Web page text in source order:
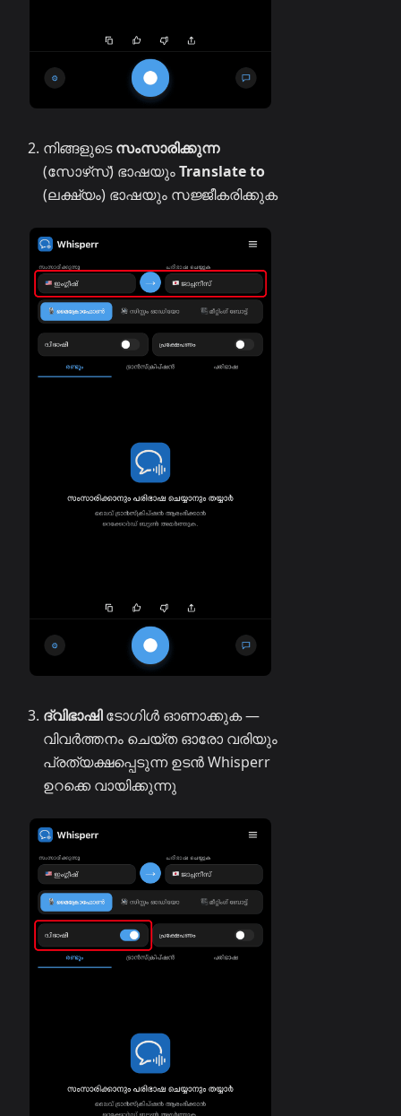
നിങ്ങളുടെസംസാരിക്കുന്ന
(സോഴ്‌സ്) ഭാഷയുംTranslate to
(ലക്ഷ്യം) ഭാഷയും സജ്ജീകരിക്കുക
ദ്വിഭാഷിടോഗിൾ ഓണാക്കുക —
വിവർത്തനം ചെയ്ത ഓരോ വരിയും
പ്രത്യക്ഷപ്പെടുന്ന ഉടൻ Whisperr
ഉറക്കെ വായിക്കുന്നു